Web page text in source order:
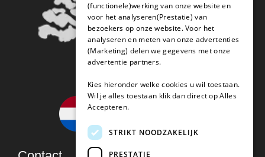
(functionele)werking van onze website en
voor het analyseren(Prestatie) van
bezoekers op onze website. Voor het
analyseren en meten van onze advertenties
(Marketing) delen we gegevens met onze
advertentie partners.
Kies hieronder welke cookies u wil toestaan.
Wil je alles toestaan klik dan direct op Alles
Accepteren.
STRIKT NOODZAKELIJK
PRESTATIE